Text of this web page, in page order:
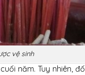
vệ sinh
năm. Tuy nhiên,